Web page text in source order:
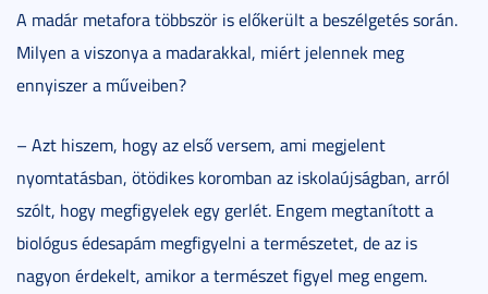
A madár metafora többször is előkerült a beszélgetés során.
Milyen a viszonya a madarakkal, miért jelennek meg
ennyiszer a műveiben?
– Azt hiszem, hogy az első versem, ami megjelent
nyomtatásban, ötödikes koromban az iskolaújságban, arról
szólt, hogy megfigyelek egy gerlét. Engem megtanított a
biológus édesapám megfigyelni a természetet, de az is
nagyon érdekelt, amikor a természet figyel meg engem.